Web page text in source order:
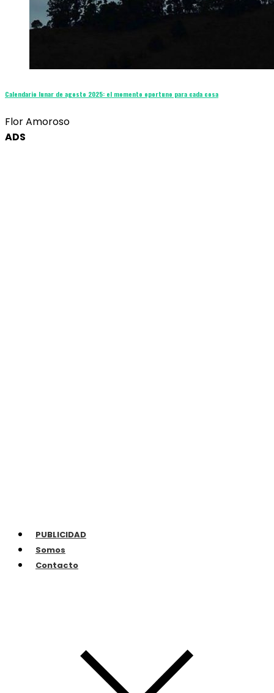
Calendario lunar de agosto 2025: el momento oportuno para cada cosa
Flor Amoroso
ADS
PUBLICIDAD
Somos
Contacto